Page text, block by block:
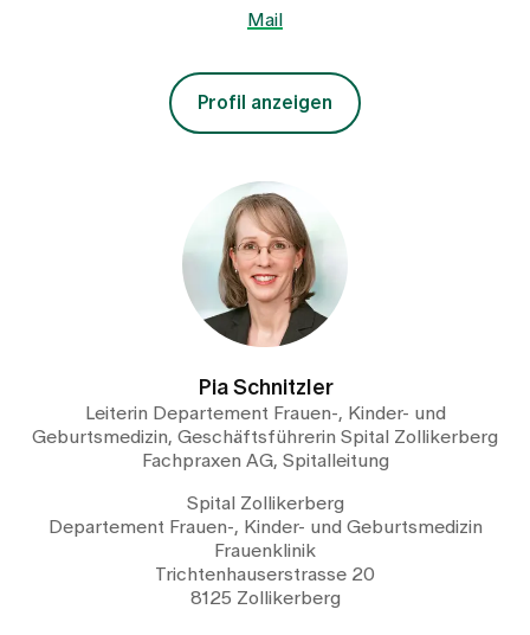
Mail
Profil anzeigen
Pia Schnitzler
Leiterin Departement Frauen-, Kinder- und
Geburtsmedizin, Geschäftsführerin Spital Zollikerberg
Fachpraxen AG, Spitalleitung
Spital Zollikerberg
Departement Frauen-, Kinder- und Geburtsmedizin
Frauenklinik
Trichtenhauserstrasse 20
8125 Zollikerberg